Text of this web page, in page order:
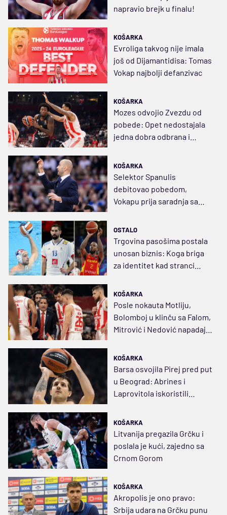
napravio brejk u finalu!
KOŠARKA
Evroliga takvog nije imala
još od Dijamantidisa: Tomas
Vokap najbolji defanzivac
KOŠARKA
Mozes odvojio Zvezdu od
pobede: Opet nedostajala
jedna dobra odbrana i
KOŠARKA
Selektor Spanulis
debitovao pobedom,
Vokapu prija saradnja sa
OSTALO
Trgovina pasošima postala
unosan biznis: Koga briga
za identitet kad stranci
KOŠARKA
Posle nokauta Motliju,
Bolomboj u klinču sa Falom,
Mitrović i Nedović napadaju
KOŠARKA
Barsa osvojila Pirej pred put
u Beograd: Abrines i
Laprovitola iskoristili
KOŠARKA
Litvanija pregazila Grčku i
poslala je kući, zajedno sa
Crnom Gorom
KOŠARKA
Akropolis je ono pravo:
Srbija udara na Grčku punu